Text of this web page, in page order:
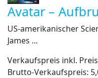
Avatar –
US-amerikanischer
James ...
Verkaufspreis inkl.
Brutto-Verkaufspreis: